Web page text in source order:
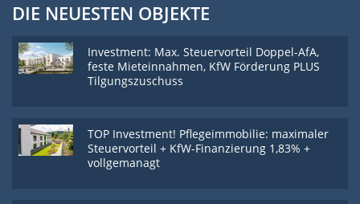
DIE NEUESTEN OBJEKTE
Investment: Max. Steuervorteil Doppel-AfA,
feste Mieteinnahmen, KfW Förderung PLUS
Tilgungszuschuss
TOP Investment! Pflegeimmobilie: maximaler
Steuervorteil + KfW-Finanzierung 1,83% +
vollgemanagt